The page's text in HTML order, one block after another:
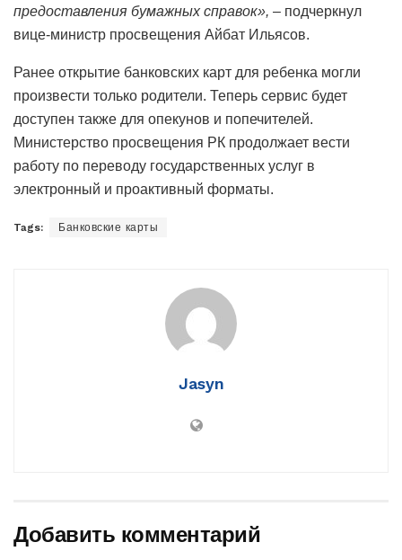
предоставления бумажных справок», – подчеркнул
вице-министр просвещения Айбат Ильясов.
Ранее открытие банковских карт для ребенка могли
произвести только родители. Теперь сервис будет
доступен также для опекунов и попечителей.
Министерство просвещения РК продолжает вести
работу по переводу государственных услуг в
электронный и проактивный форматы.
Tags: Банковские карты
Jasyn
Добавить комментарий